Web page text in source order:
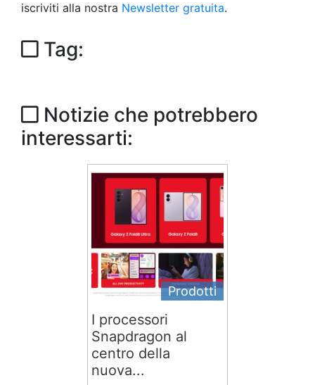
iscriviti alla nostra Newsletter gratuita.
Tag:
Notizie che potrebbero
interessarti:
Prodotti
I processori
Snapdragon al
centro della
nuova...